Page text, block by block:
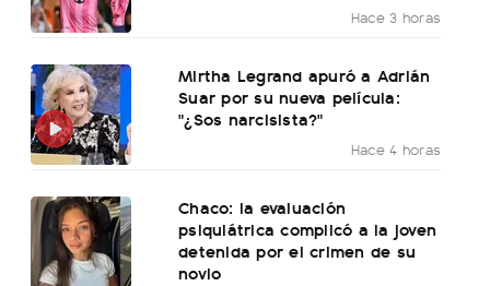
Hace 3 horas
Mirtha Legrand apuró a Adrián
Suar por su nueva película:
"¿Sos narcisista?"
Hace 4 horas
Chaco: la evaluación
psiquiátrica complicó a la joven
detenida por el crimen de su
novio